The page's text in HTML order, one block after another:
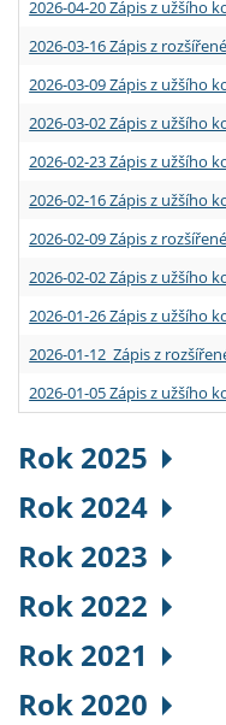
2026-04-20 Zápis z užšího
2026-03-16 Zápis z
2026-03-09 Zápis z užšího
2026-03-02 Zápis z užšího
2026-02-23 Zápis z užšího
2026-02-16 Zápis z užšího
2026-02-09 Zápis z
2026-02-02 Zápis z užšího
2026-01-26 Zápis z užšího
2026-01-12 Zápis z
2026-01-05 Zápis z užšího
Rok 2025
Rok 2024
Rok 2023
Rok 2022
Rok 2021
Rok 2020